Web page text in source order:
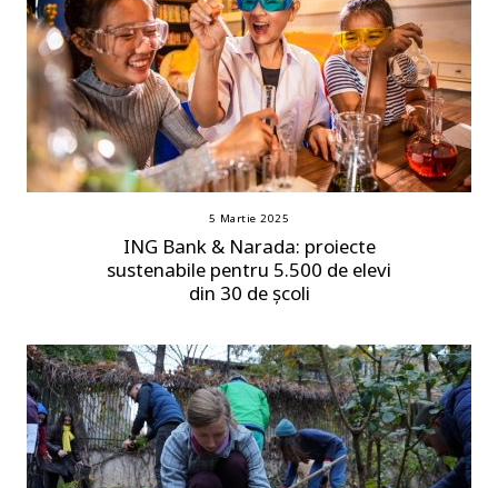
5 Martie 2025
ING Bank & Narada: proiecte
sustenabile pentru 5.500 de elevi
din 30 de școli